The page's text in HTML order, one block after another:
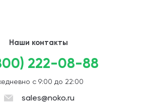
Наши контакты
222-08-88
с 9:00 до 22:00
sales@noko.ru